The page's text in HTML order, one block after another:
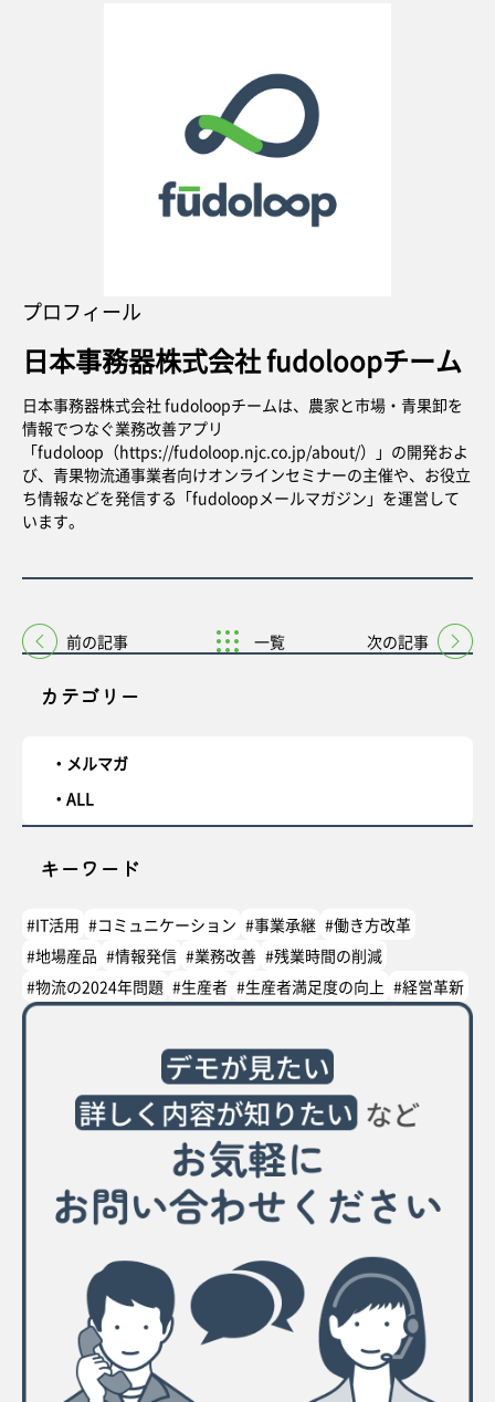
カテゴリー
メルマガ
ALL
キーワード
#IT活用 #コミュニケーション #事業承継 #働き方改革
#地場産品 #情報発信 #業務改善 #残業時間の削減
#物流の2024年問題 #生産者 #生産者満足度の向上 #経営革新
プロフィール
日本事務器株式会社 fudoloopチーム
日本事務器株式会社 fudoloopチームは、農家と市場・青果卸を
情報でつなぐ業務改善アプリ
「fudoloop（https://fudoloop.njc.co.jp/about/）」の開発およ
び、青果物流通事業者向けオンラインセミナーの主催や、お役立
ち情報などを発信する「fudoloopメールマガジン」を運営して
います。
前の記事 一覧 次の記事